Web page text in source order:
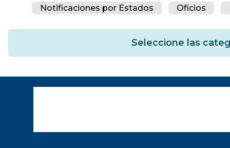
Notificaciones por Estados
Oficios
Seleccione las